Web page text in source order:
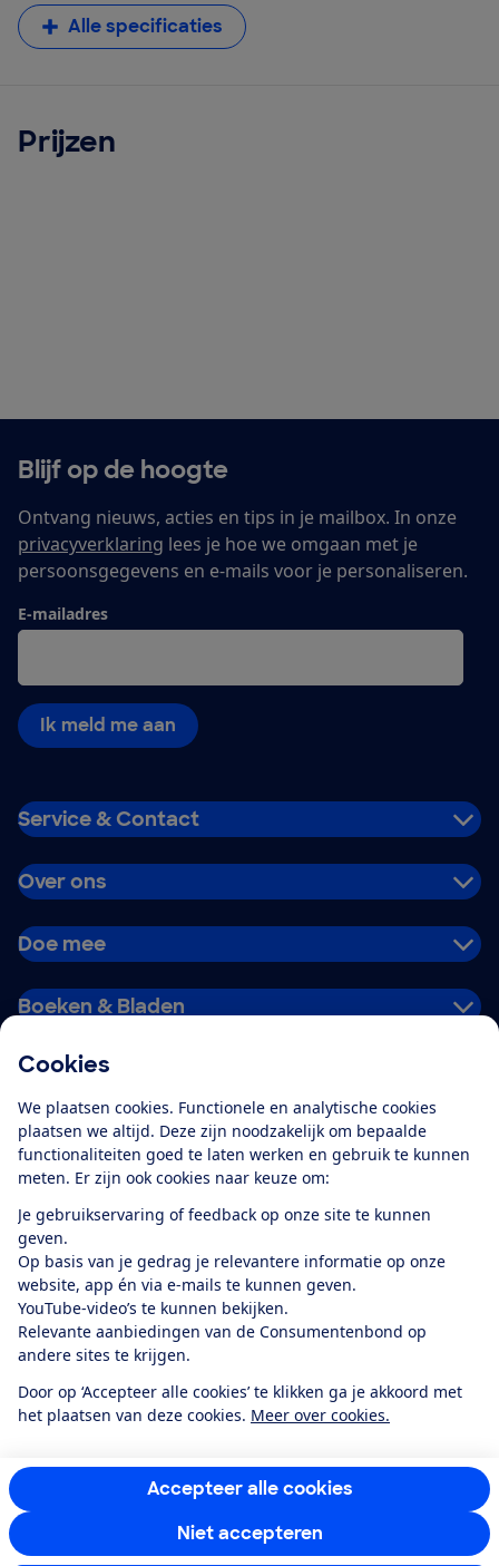
Cookies
We plaatsen cookies. Functionele en analytische cookies
plaatsen we altijd. Deze zijn noodzakelijk om bepaalde
functionaliteiten goed te laten werken en gebruik te kunnen
meten. Er zijn ook cookies naar keuze om:
Je gebruikservaring of feedback op onze site te kunnen
geven.
Op basis van je gedrag je relevantere informatie op onze
website, app én via e-mails te kunnen geven.
YouTube-video’s te kunnen bekijken.
Relevante aanbiedingen van de Consumentenbond op
andere sites te krijgen.
Door op ‘Accepteer alle cookies’ te klikken ga je akkoord met
het plaatsen van deze cookies. Meer over cookies.
Accepteer alle cookies
Niet accepteren
Alle specificaties
Prijzen
Blijf op de hoogte
Ontvang nieuws, acties en tips in je mailbox. In onze
privacyverklaring lees je hoe we omgaan met je
persoonsgegevens en e-mails voor je personaliseren.
E-mailadres
Ik meld me aan
Service & Contact
Over ons
Doe mee
Boeken & Bladen
Alles over de
app
Algemene Voorwaarden
Privacyverklaring
Cookiebeleid
Privacyvoorkeuren
Toegankelijkheid
RSS-feed nieuws
Facebook
TwitterInstagram
YoutubeLinkedIn
12.901consumentenbeoordelen de Consumentenbondmet gemiddeld